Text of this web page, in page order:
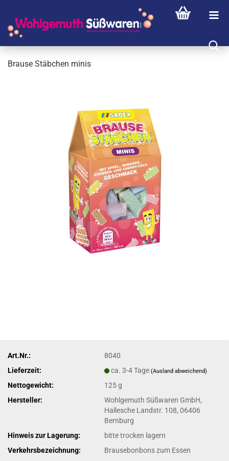
Brau­se Stäb­chen minis
Art.Nr.:
8040
Lieferzeit:
ca. 3-4 Tage(Ausland abweichend)
Nettogewicht:
125 g
Hersteller:
Wohlgemuth Süßwaren GmbH,
Hallesche Landstr. 108, 06406
Bernburg
Hinweis zur Lagerung:
bitte trocken lagern
Verkehrsbezeichnung:
Brausebonbons zum Essen